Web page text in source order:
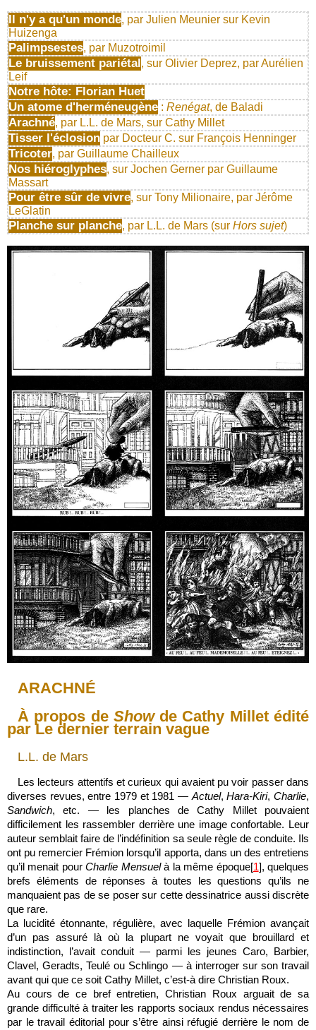
Il n'y a qu'un monde, par Julien Meunier sur Kevin
Huizenga
Palimpsestes, par Muzotroimil
Le bruissement pariétal, sur Olivier Deprez, par Aurélien
Leif
Notre hôte: Florian Huet
Un atome d'herméneugène : Renégat, de Baladi
Arachné, par L.L. de Mars, sur Cathy Millet
Tisser l'éclosion par Docteur C. sur François Henninger
Tricoter, par Guillaume Chailleux
Nos hiéroglyphes, sur Jochen Gerner par Guillaume
Massart
Pour être sûr de vivre, sur Tony Milionaire, par Jérôme
LeGlatin
Planche sur planche, par L.L. de Mars (sur Hors sujet)
ARACHNÉ
À propos de Showde Cathy Millet édité
par Le dernier terrain vague
L.L. de Mars
Les lecteurs attentifs et curieux qui avaient pu voir passer dans
diverses revues, entre 1979 et 1981 — Actuel,Hara-Kiri,Charlie,
Sandwich, etc. — les planches de Cathy Millet pouvaient
difficilement les rassembler derrière une image confortable. Leur
auteur semblait faire de l’indéfinition sa seule règle de conduite. Ils
ont pu remercier Frémion lorsqu’il apporta, dans un des entretiens
qu’il menait pourCharlie Mensuelà la même époque[1], quelques
brefs éléments de réponses à toutes les questions qu’ils ne
manquaient pas de se poser sur cette dessinatrice aussi discrète
que rare.
La lucidité étonnante, régulière, avec laquelle Frémion avançait
d’un pas assuré là où la plupart ne voyait que brouillard et
indistinction, l’avait conduit — parmi les jeunes Caro, Barbier,
Clavel, Geradts, Teulé ou Schlingo — à interroger sur son travail
avant qui que ce soit Cathy Millet, c’est-à dire Christian Roux.
Au cours de ce bref entretien, Christian Roux arguait de sa
grande difficulté à traiter les rapports sociaux rendus nécessaires
par le travail éditorial pour s’être ainsi réfugié derrière le nom de